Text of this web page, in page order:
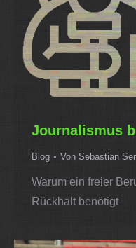
Journalismus
Blog Von Sebastian
Warum ein freier
Rückhalt benötigt